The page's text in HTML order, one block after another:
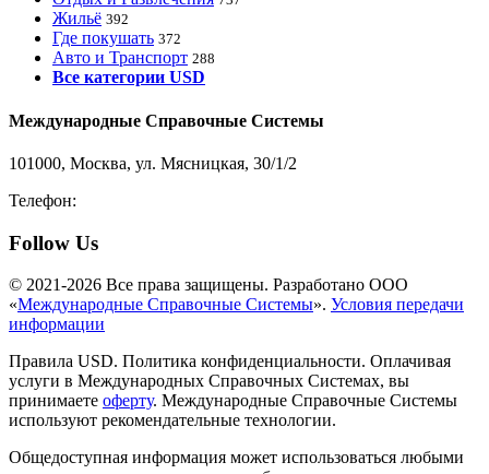
Жильё 392
Где покушать 372
Авто и Транспорт 288
Все категории USD
Международные Справочные Системы
101000, Москва, ул. Мясницкая, 30/1/2
Телефон:
Follow Us
© 2021-2026 Все права защищены. Разработано ООО
«Международные Справочные Системы». Условия передачи
информации
Правила USD. Политика конфиденциальности. Оплачивая
услуги в Международных Справочных Системах, вы
принимаете оферту. Международные Справочные Системы
используют рекомендательные технологии.
Общедоступная информация может использоваться любыми